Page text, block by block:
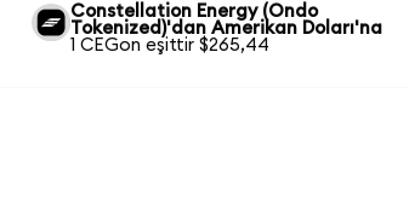
Constellation Energy (Ondo
Tokenized)'dan Amerikan Doları'na
1 CEGon eşittir $265,44